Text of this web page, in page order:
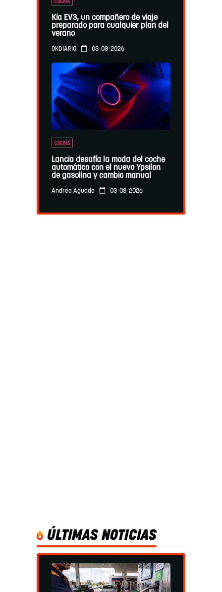
Kia EV3, un compañero de viaje
preparado para cualquier plan del
verano
OKDIARIO 03-08-2026
COCHES
Lancia desafía la moda del coche
automático con el nuevo Ypsilon
de gasolina y cambio manual
Andrea Aguado 03-08-2026
ÚLTIMAS NOTICIAS